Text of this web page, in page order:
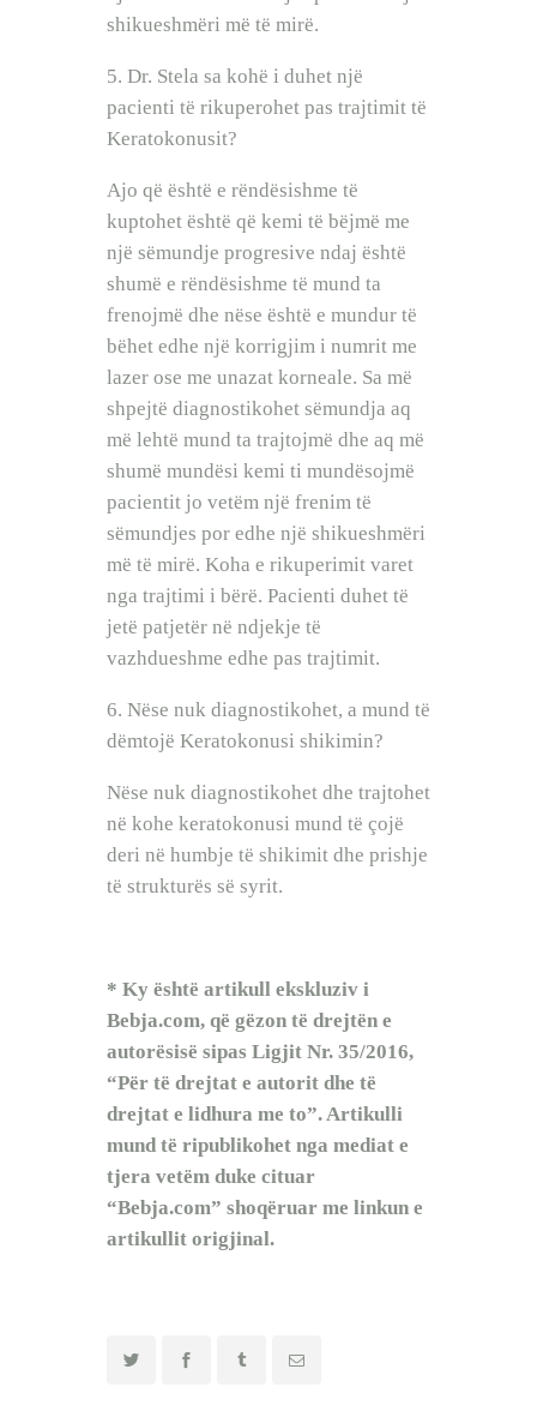
shikueshmëri më të mirë.
5. Dr. Stela sa kohë i duhet një
pacienti të rikuperohet pas trajtimit të
Keratokonusit?
Ajo që është e rëndësishme të
kuptohet është që kemi të bëjmë me
një sëmundje progresive ndaj është
shumë e rëndësishme të mund ta
frenojmë dhe nëse është e mundur të
bëhet edhe një korrigjim i numrit me
lazer ose me unazat korneale. Sa më
shpejtë diagnostikohet sëmundja aq
më lehtë mund ta trajtojmë dhe aq më
shumë mundësi kemi ti mundësojmë
pacientit jo vetëm një frenim të
sëmundjes por edhe një shikueshmëri
më të mirë. Koha e rikuperimit varet
nga trajtimi i bërë. Pacienti duhet të
jetë patjetër në ndjekje të
vazhdueshme edhe pas trajtimit.
6. Nëse nuk diagnostikohet, a mund të
dëmtojë Keratokonusi shikimin?
Nëse nuk diagnostikohet dhe trajtohet
në kohe keratokonusi mund të çojë
deri në humbje të shikimit dhe prishje
të strukturës së syrit.
* Ky është artikull ekskluziv i
Bebja.com, që gëzon të drejtën e
autorësisë sipas Ligjit Nr. 35/2016,
“Për të drejtat e autorit dhe të
drejtat e lidhura me to”. Artikulli
mund të ripublikohet nga mediat e
tjera vetëm duke cituar
“Bebja.com” shoqëruar me linkun e
artikullit origjinal.